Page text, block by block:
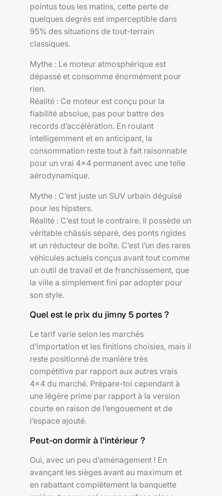
pointus tous les matins, cette perte de
quelques degrés est imperceptible dans
95% des situations de tout-terrain
classiques.
Mythe : Le moteur atmosphérique est
dépassé et consomme énormément pour
rien.
Réalité : Ce moteur est conçu pour la
fiabilité absolue, pas pour battre des
records d’accélération. En roulant
intelligemment et en anticipant, la
consommation reste tout à fait raisonnable
pour un vrai 4×4 permanent avec une telle
aérodynamique.
Mythe : C’est juste un SUV urbain déguisé
pour les hipsters.
Réalité : C’est tout le contraire. Il possède un
véritable châssis séparé, des ponts rigides
et un réducteur de boîte. C’est l’un des rares
véhicules actuels conçus avant tout comme
un outil de travail et de franchissement, que
la ville a simplement fini par adopter pour
son style.
Quel est le prix du jimny 5 portes ?
Le tarif varie selon les marchés
d’importation et les finitions choisies, mais il
reste positionné de manière très
compétitive par rapport aux autres vrais
4×4 du marché. Prépare-toi cependant à
une légère prime par rapport à la version
courte en raison de l’engouement et de
l’espace ajouté.
Peut-on dormir à l’intérieur ?
Oui, avec un peu d’aménagement ! En
avançant les sièges avant au maximum et
en rabattant complètement la banquette